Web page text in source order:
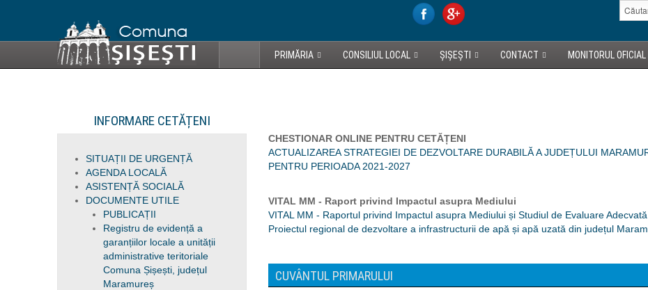
PRIMĂRIA CONSILIUL LOCAL ȘIȘEȘTI CONTACT MONITORUL OFICIAL
INFORMARE CETĂȚENI
SITUAȚII DE URGENȚĂ
AGENDA LOCALĂ
ASISTENȚĂ SOCIALĂ
DOCUMENTE UTILE
PUBLICAȚII
Registru de evidență a
garanțiilor locale a unității
administrative teritoriale
Comuna Șișești, județul
Maramureș
CHESTIONAR ONLINE PENTRU CETĂȚENI
ACTUALIZAREA STRATEGIEI DE DEZVOLTARE DURABILĂ A JUDEȚULUI
PENTRU PERIOADA 2021-2027
VITAL MM - Raport privind Impactul asupra Mediului
VITAL MM - Raportul privind Impactul asupra Mediului și Studiul de Evaluare Adecvată
Proiectul regional de dezvoltare a infrastructurii de apă și apă uzată din județul
CUVÂNTUL PRIMARULUI